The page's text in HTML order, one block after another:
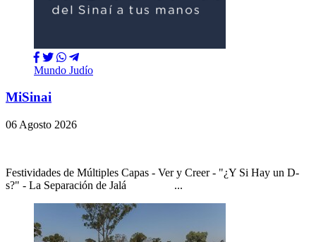
Mundo Judío
MiSinai
06 Agosto 2026
Festividades de Múltiples Capas - Ver y Creer - "¿Y Si Hay un D-
s?" - La Separación de Jalá ...